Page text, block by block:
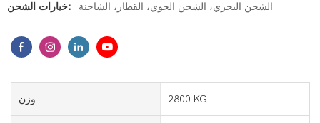
خيارات الشحن: الشحن البحري، الشحن الجوي، القطار، الشاحنة
وزن 2800 KG